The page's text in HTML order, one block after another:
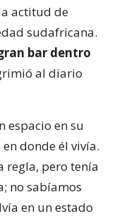
actitud de
sudafricana.
bar dentro
al diario
espacio en su
donde él vivía.
regla, pero tenía
no sabíamos
en un estado